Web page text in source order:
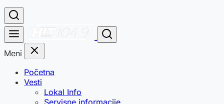
Meni
Početna
Vesti
Lokal Info
Servisne informacije